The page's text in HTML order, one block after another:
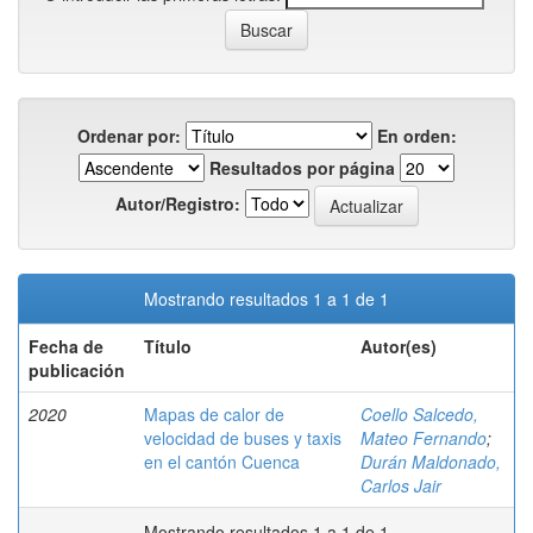
Ordenar por:
En orden:
Resultados por página
Autor/Registro:
Mostrando resultados 1 a 1 de 1
Fecha de
publicación
Título Autor(es)
2020
Mapas de calor de
velocidad de buses y taxis
en el cantón Cuenca
Coello Salcedo,
Mateo Fernando;
Durán Maldonado,
Carlos Jair